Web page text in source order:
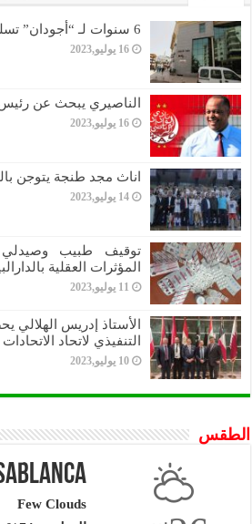
6 سنوات لـ “أجودان” تسلم 40 مليونا رشوة
16 يوليو,2023
الناصيري يبحث عن رئيس
16 يوليو,2023
اناث مجد طنجة يتوجن
14 يوليو,2023
توقيف طبيب وصيدلي
المؤثرات العقلية
11 يوليو,2023
الأستاذ إدريس الهلالي
التنفيذي لاتحاد
10 يوليو,2023
الطقس
Few Clouds